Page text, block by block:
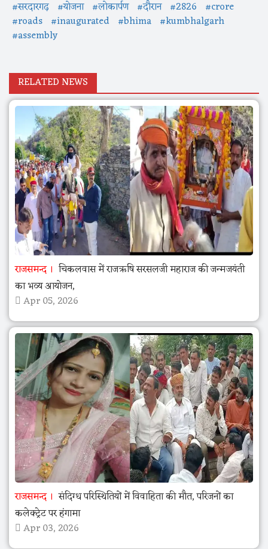
#सरदारगढ़ #योजना #लोकार्पण #दौरान #2826 #crore
#roads #inaugurated #bhima #kumbhalgarh
#assembly
RELATED NEWS
राजसमन्द
चिकलवास में राजऋषि सरसलजी महाराज की जन्मजयंती
का भव्य आयोजन,
Apr 05, 2026
राजसमन्द
संदिग्ध परिस्थितियों में विवाहिता की मौत, परिजनों का
कलेक्ट्रेट पर हंगामा
Apr 03, 2026